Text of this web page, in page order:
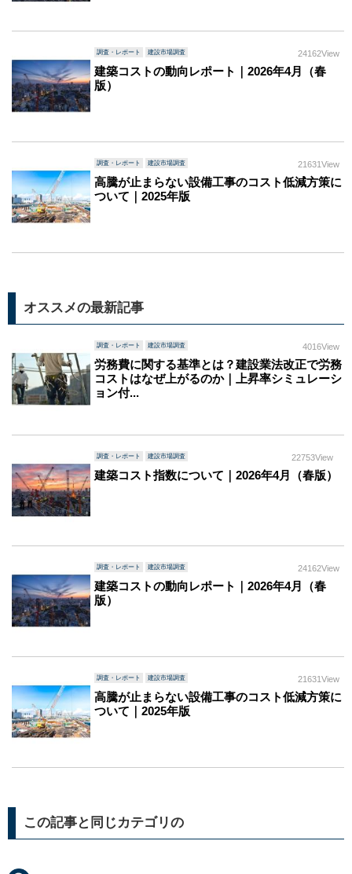
調査・レポート 建設市場調査 24162View
建築コストの動向レポート｜2026年4月（春
版）
調査・レポート 建設市場調査 21631View
高騰が止まらない設備工事のコスト低減方策に
ついて｜2025年版
オススメの最新記事
調査・レポート 建設市場調査 4016View
労務費に関する基準とは？建設業法改正で労務
コストはなぜ上がるのか｜上昇率シミュレーシ
ョン付...
調査・レポート 建設市場調査 22753View
建築コスト指数について｜2026年4月（春版）
調査・レポート 建設市場調査 24162View
建築コストの動向レポート｜2026年4月（春
版）
調査・レポート 建設市場調査 21631View
高騰が止まらない設備工事のコスト低減方策に
ついて｜2025年版
この記事と同じカテゴリの